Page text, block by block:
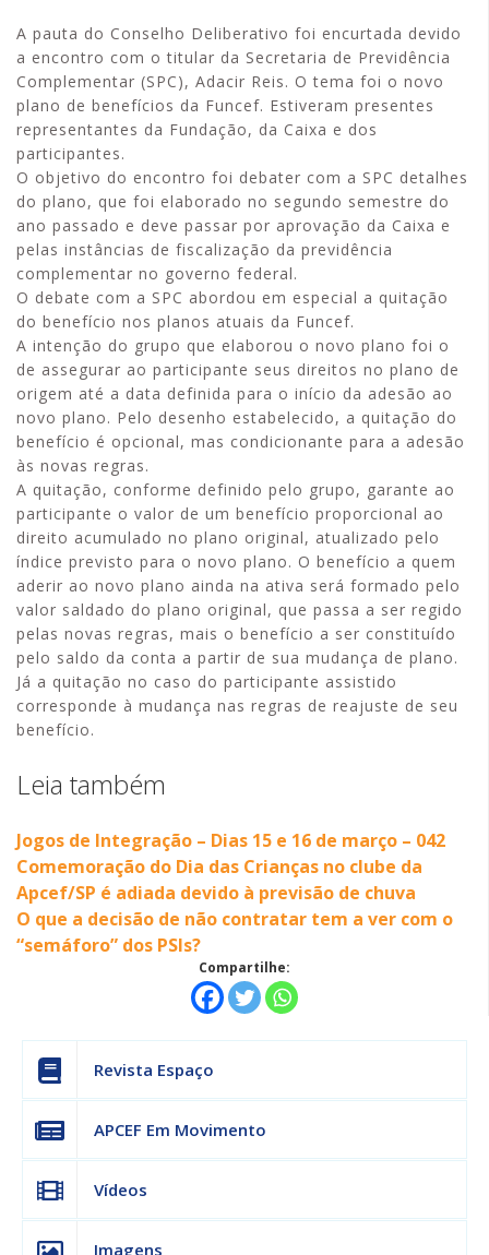
A pauta do Conselho Deliberativo foi encurtada devido
a encontro com o titular da Secretaria de Previdência
Complementar (SPC), Adacir Reis. O tema foi o novo
plano de benefícios da Funcef. Estiveram presentes
representantes da Fundação, da Caixa e dos
participantes.
O objetivo do encontro foi debater com a SPC detalhes
do plano, que foi elaborado no segundo semestre do
ano passado e deve passar por aprovação da Caixa e
pelas instâncias de fiscalização da previdência
complementar no governo federal.
O debate com a SPC abordou em especial a quitação
do benefício nos planos atuais da Funcef.
A intenção do grupo que elaborou o novo plano foi o
de assegurar ao participante seus direitos no plano de
origem até a data definida para o início da adesão ao
novo plano. Pelo desenho estabelecido, a quitação do
benefício é opcional, mas condicionante para a adesão
às novas regras.
A quitação, conforme definido pelo grupo, garante ao
participante o valor de um benefício proporcional ao
direito acumulado no plano original, atualizado pelo
índice previsto para o novo plano. O benefício a quem
aderir ao novo plano ainda na ativa será formado pelo
valor saldado do plano original, que passa a ser regido
pelas novas regras, mais o benefício a ser constituído
pelo saldo da conta a partir de sua mudança de plano.
Já a quitação no caso do participante assistido
corresponde à mudança nas regras de reajuste de seu
benefício.
Leia também
Jogos de Integração – Dias 15 e 16 de março – 042
Comemoração do Dia das Crianças no clube da
Apcef/SP é adiada devido à previsão de chuva
O que a decisão de não contratar tem a ver com o
“semáforo” dos PSIs?
Compartilhe:
Revista Espaço
APCEF Em Movimento
Vídeos
Imagens